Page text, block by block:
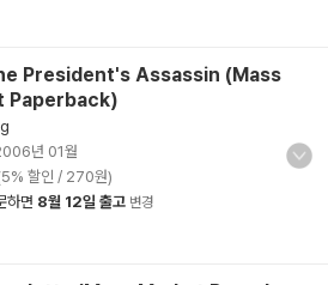
President's Assassin (Mass
Paperback)
년 01월
할인 / 270원)
하면 8월 12일 출고 변경